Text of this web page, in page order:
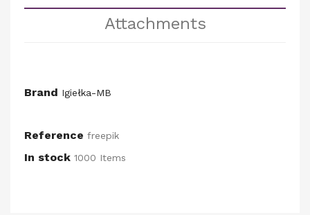
Attachments
Brand Igiełka-MB
Reference freepik
In stock 1000 Items